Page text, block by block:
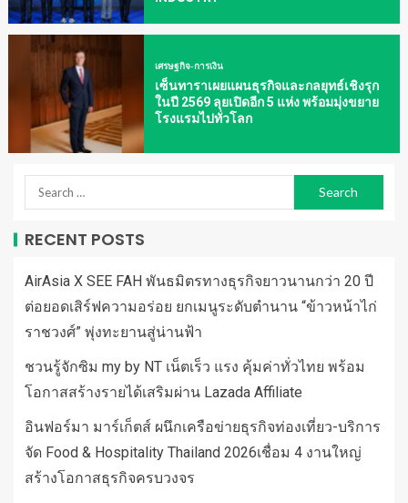
เศรษฐกิจ-การเงิน
เซ็นทาราเผยแผนธุรกิจและกลยุทธ์เชิงรุก
ในปี 2569 ลุยเปิดอีก 5 แห่ง พร้อมมุ่งขยาย
โรงแรมไปทั่วโลก
RECENT POSTS
AirAsia X SEE FAH พันธมิตรทางธุรกิจยาวนานกว่า 20 ปี
ต่อยอดเสิร์ฟความอร่อย ยกเมนูระดับตำนาน “ข้าวหน้าไก่
ราชวงศ์” พุ่งทะยานสู่น่านฟ้า
ชวนรู้จักซิม my by NT เน็ตเร็ว แรง คุ้มค่าทั่วไทย พร้อม
โอกาสสร้างรายได้เสริมผ่าน Lazada Affiliate
อินฟอร์มา มาร์เก็ตส์ ผนึกเครือข่ายธุรกิจท่องเที่ยว-บริการ
จัด Food & Hospitality Thailand 2026เชื่อม 4 งานใหญ่
สร้างโอกาสธุรกิจครบวงจร